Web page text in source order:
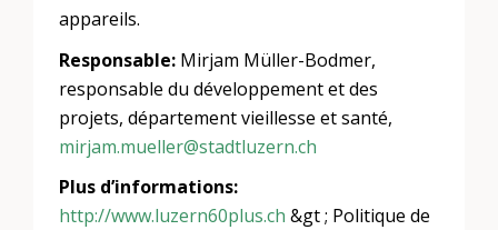
appareils.
Responsable: Mirjam Müller-Bodmer,
responsable du développement et des
projets, département vieillesse et santé,
mirjam.mueller@stadtluzern.ch
Plus d’informations:
http://www.luzern60plus.ch &gt ; Politique de